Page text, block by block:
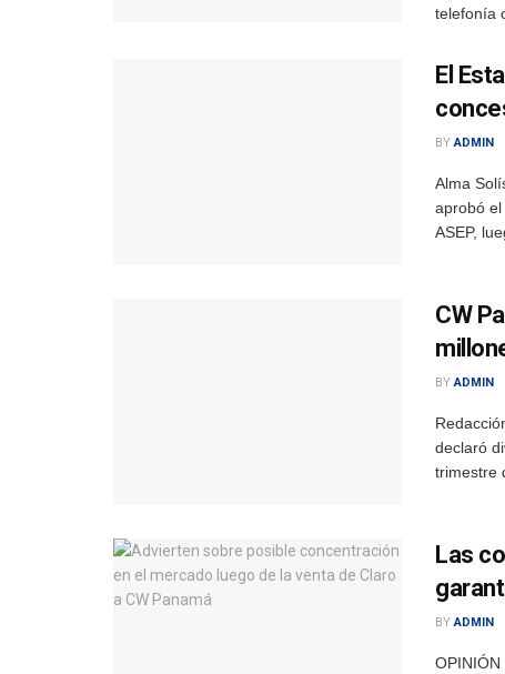
telefonía
El
BY ADMIN
Alma
aprobó
ASEP,
CW
BY ADMIN
declaró
trimestre
Las
BY ADMIN